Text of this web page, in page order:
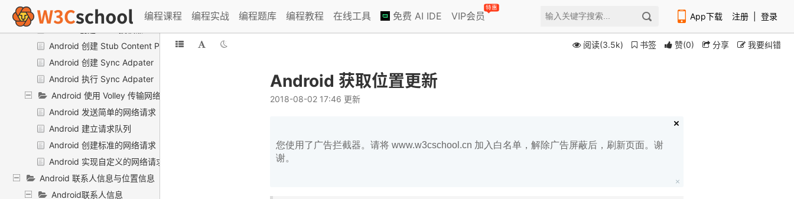
编程课程 编程实战 编程题库 编程教程 在线工具 免费 AI IDE VIP会员
特惠
App下载 注册 登录
Android使用Sync Adapter传输数据
Android 创建 Stub Content Provider
Android 创建 Sync Adpater
Android 执行 Sync Adpater
Android 使用 Volley 传输网络数据
Android 发送简单的网络请求
Android 建立请求队列
Android 创建标准的网络请求
Android 实现自定义的网络请求
Android 联系人信息与位置信息
Android联系人信息
阅读(3.5k) 书签 赞(0) 分享 我要纠错
Android 获取位置更新
2018-08-02 17:46 更新
您使用了广告拦截器。请将 www.w3cschool.cn 加入白名单，解除广告屏蔽后，刷新页面。谢
谢。